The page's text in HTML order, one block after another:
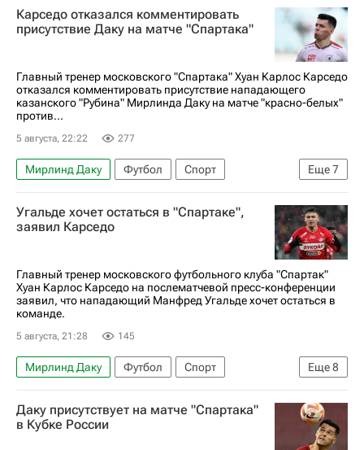
Трансферы
РПЛ 2026-2027 (Чемпионат России по футболу)
Карседо отказался комментировать
присутствие Даку на матче "Спартака"
Главный тренер московского "Спартака" Хуан Карлос Карседо
отказался комментировать присутствие нападающего
казанского "Рубина" Мирлинда Даку на матче "красно-белых"
против...
5 августа, 22:22 277
Еще7
Мирлинд Даку Футбол
Спорт
Александер Джику
Карлос Карседо
Спартак Москва
Оренбург
Рубин
РПЛ 2026-2027 (Чемпионат России по футболу)
Угальде хочет остаться в "Спартаке",
заявил Карседо
Главный тренер московского футбольного клуба "Спартак"
Хуан Карлос Карседо на послематчевой пресс-конференции
заявил, что нападающий Манфред Угальде хочет остаться в
команде.
5 августа, 21:28 145
Еще8
Мирлинд Даку Футбол
Спорт
Карлос Карседо
Ливай Гарсия
Манфред Угальде
Оренбург
Рубин
Даку присутствует на матче "Спартака"
в Кубке России